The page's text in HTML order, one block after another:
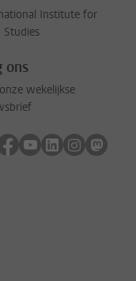
Institute for
Studies
ons
wekelijkse
ons op bluesky
Volg ons op facebook
Volg ons op
Volg ons op
Volg ons
Volg